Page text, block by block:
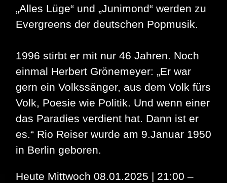
„Alles Lüge“ und „Junimond“ werden zu
Evergreens der deutschen Popmusik.
1996 stirbt er mit nur 46 Jahren. Noch
einmal Herbert Grönemeyer: „Er war
gern ein Volkssänger, aus dem Volk fürs
Volk, Poesie wie Politik. Und wenn einer
das Paradies verdient hat. Dann ist er
es.“ Rio Reiser wurde am 9.Januar 1950
in Berlin geboren.
Heute Mittwoch 08.01.2025 | 21:00 –